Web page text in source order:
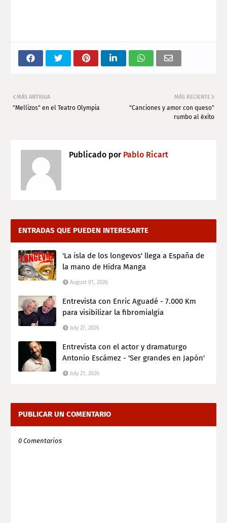
MÁS RECIENTE
"Canciones y amor con queso"
rumbo al éxito
MÁS ANTIGUA
"Mellizos" en el Teatro Olympia
Publicado porPablo Ricart
ENTRADAS QUE PUEDEN INTERESARTE
'La isla de los longevos' llega a España de
la mano de Hidra Manga
August 01, 2026
Entrevista con Enric Aguadé - 7.000 Km
para visibilizar la fibromialgia
July 27, 2026
Entrevista con el actor y dramaturgo
Antonio Escámez - 'Ser grandes en Japón'
July 21, 2026
PUBLICAR UN COMENTARIO
0 Comentarios